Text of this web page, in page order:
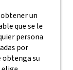
un
que se le
persona
por
obtenga su